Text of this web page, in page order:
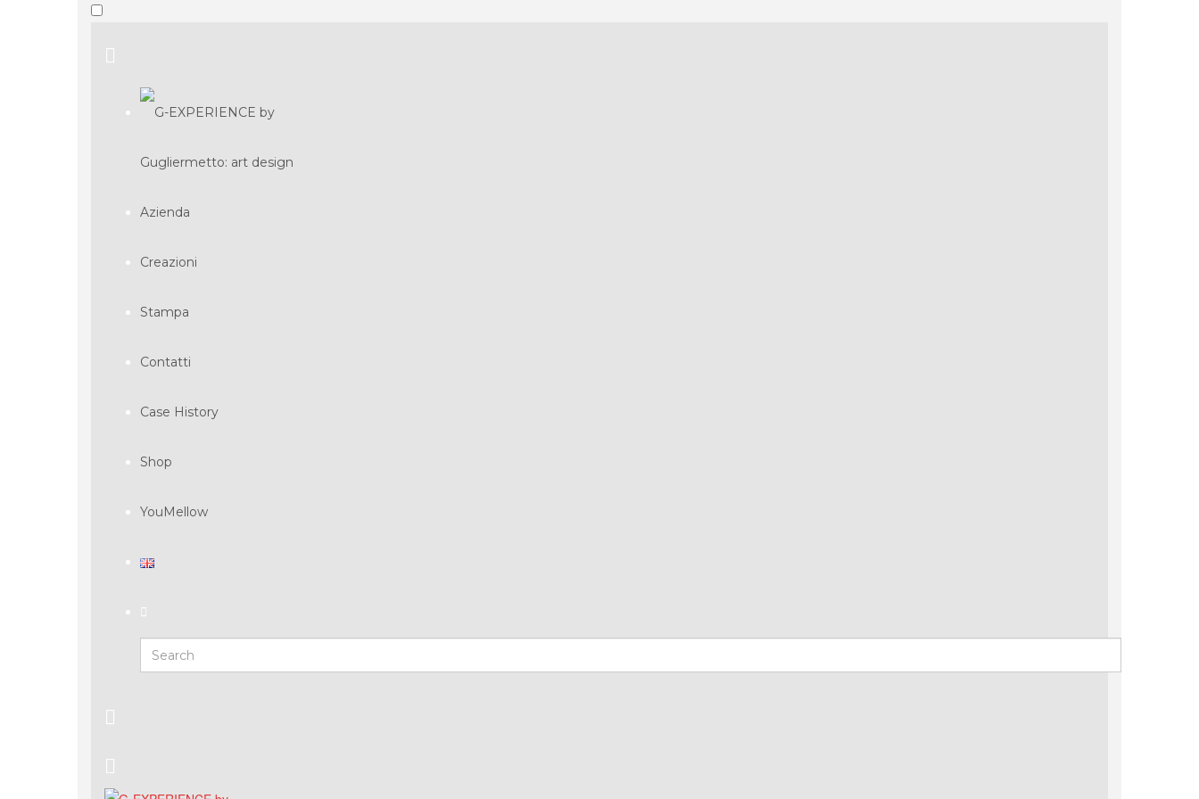
Azienda
Creazioni
Stampa
Contatti
Case History
Shop
YouMellow